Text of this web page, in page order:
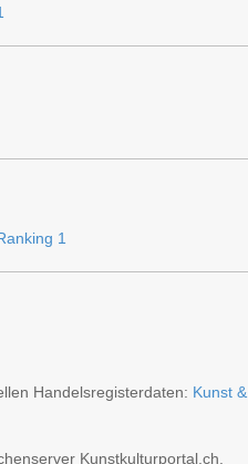
Handelsregisterdaten: Kunst &
Kunstkulturportal.ch.